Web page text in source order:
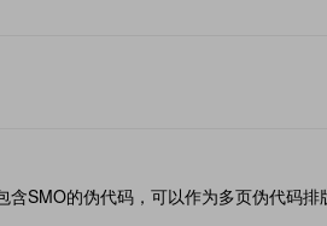
SMO的伪代码，可以作为多页伪代码排